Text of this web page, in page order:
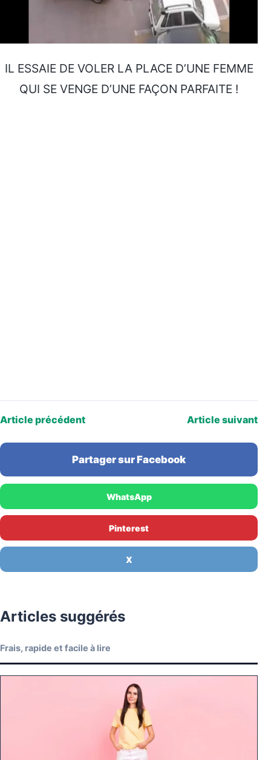
IL ESSAIE DE VOLER LA PLACE D’UNE FEMME
QUI SE VENGE D’UNE FAÇON PARFAITE !
Article précédent Article suivant
Partager sur Facebook
WhatsApp
Pinterest
X
Articles suggérés
Frais, rapide et facile à lire